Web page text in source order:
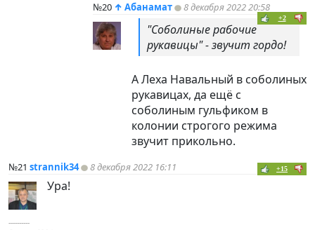
№20 ↑ Абанамат 8 декабря 2022 20:58
+2
"Соболиные рабочие
рукавицы" - звучит гордо!
А Леха Навальный в соболиных
рукавицах, да ещё с
соболиным гульфиком в
колонии строгого режима
звучит прикольно.
№21 strannik34 8 декабря 2022 16:11 +15
Ура!
----------